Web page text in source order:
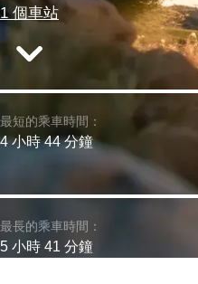
1 個車站
最短的乘車時間：
4 小時 44 分鐘
最長的乘車時間：
5 小時 41 分鐘